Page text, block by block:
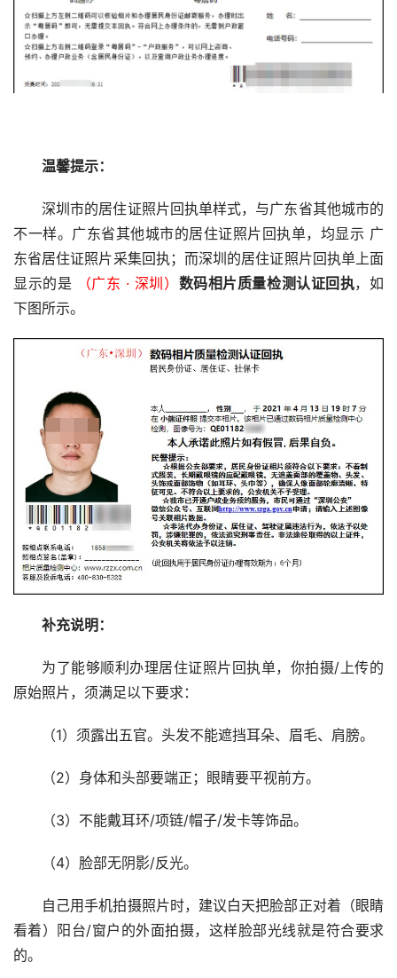
温馨提示：
深圳市的居住证照片回执单样式，与广东省其他城市的
不一样。广东省其他城市的居住证照片回执单，均显示 广
东省居住证照片采集回执；而深圳的居住证照片回执单上面
显示的是
（广东 · 深圳） 数码相片质量检测认证回执，如
下图所示。
补充说明：
为了能够顺利办理居住证照片回执单，你拍摄/上传的
原始照片，须满足以下要求：
（1）须露出五官。头发不能遮挡耳朵、眉毛、肩膀。
（2）身体和头部要端正；眼睛要平视前方。
（3）不能戴耳环/项链/帽子/发卡等饰品。
（4）脸部无阴影/反光。
自己用手机拍摄照片时，建议白天把脸部正对着（眼睛
看着）阳台/窗户的外面拍摄，这样脸部光线就是符合要求
的。